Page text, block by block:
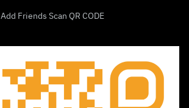
Add Friends Scan QR CODE